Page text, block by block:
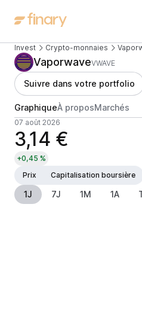
Invest Crypto-monnaies
VaporwaveVWAVE
Suivre dans votre portfolio
GraphiqueÀ proposMarchés
07 août 2026
3,14 €
+0,45 %
Prix
Capitalisation boursière
1J 7J 1M 1A